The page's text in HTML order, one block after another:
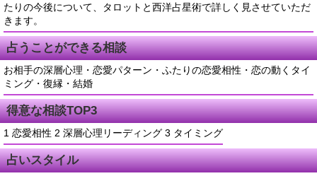
たりの今後について、タロットと西洋占星術で詳しく見させていただ
きます。
占うことができる相談
お相手の深層心理・恋愛パターン・ふたりの恋愛相性・恋の動くタイ
ミング・復縁・結婚
得意な相談TOP3
1 恋愛相性 2 深層心理リーディング 3 タイミング
占いスタイル